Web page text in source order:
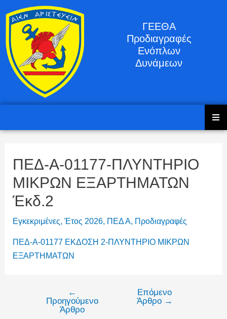
ΓΕΕΘΑ
Προδιαγραφές
Ενόπλων
Δυνάμεων
ΠΕΔ-Α-01177-ΠΛΥΝΤΗΡΙΟ
ΜΙΚΡΩΝ ΕΞΑΡΤΗΜΑΤΩΝ
Έκδ.2
Εγκεκριμένες, Έτος 2026, ΠΕΔ Α, Προδιαγραφές
ΠΕΔ-Α-01177 ΕΚΔΟΣΗ 2-ΠΛΥΝΤΗΡΙΟ ΜΙΚΡΩΝ
ΕΞΑΡΤΗΜΑΤΩΝ
←
Προηγούμενο
Άρθρο
Επόμενο
Άρθρο →